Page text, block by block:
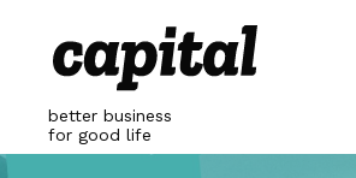
content
better business
for good life